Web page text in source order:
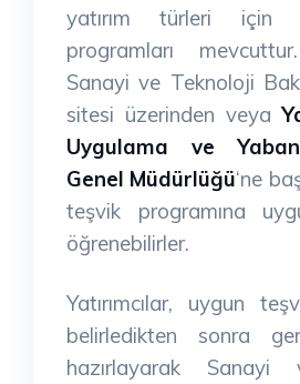
yatırım türleri için
programları mevcuttur.
Sanayi ve Teknoloji
sitesi üzerinden veya
Uygulama ve
Genel Müdürlüğü‘ne
teşvik programına
öğrenebilirler.
Yatırımcılar, uygun
belirledikten sonra
hazırlayarak Sanayi